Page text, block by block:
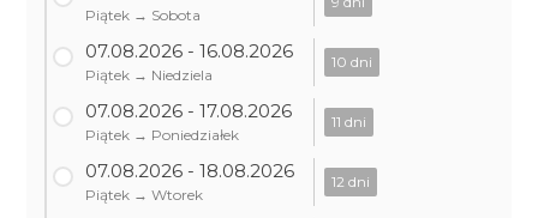
Piątek → Sobota
07.08.2026 - 16.08.2026
Piątek → Niedziela
10 dni
07.08.2026 - 17.08.2026
Piątek → Poniedziałek
11 dni
07.08.2026 - 18.08.2026
Piątek → Wtorek
12 dni